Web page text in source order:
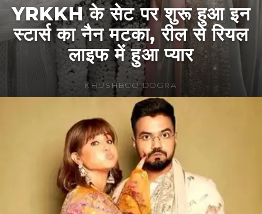
YRKKH के सेट पर शुरू हुआ इन
स्टार्स का नैन मटका, रील से रियल
लाइफ में हुआ प्यार
KHUSHBOO DOGRA